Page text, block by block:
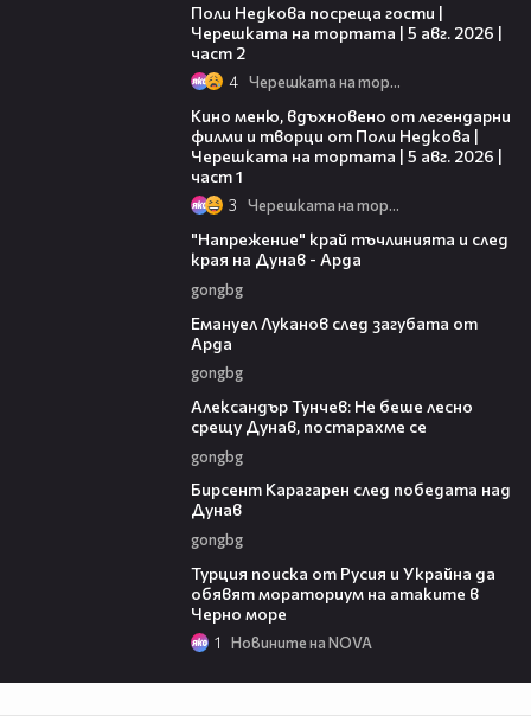
Поли Недкова посреща гости |
Черешката на тортата | 5 авг. 2026 |
част 2
4 Черешката на тортата
Кино меню, вдъхновено от легендарни
филми и творци от Поли Недкова |
Черешката на тортата | 5 авг. 2026 |
част 1
3 Черешката на тортата
"Напрежение" край тъчлинията и след
края на Дунав - Арда
gongbg
Емануел Луканов след загубата от
Арда
gongbg
Александър Тунчев: Не беше лесно
срещу Дунав, постарахме се
gongbg
Бирсент Карагарен след победата над
Дунав
gongbg
Турция поиска от Русия и Украйна да
обявят мораториум на атаките в
Черно море
1 Новините на NOVA